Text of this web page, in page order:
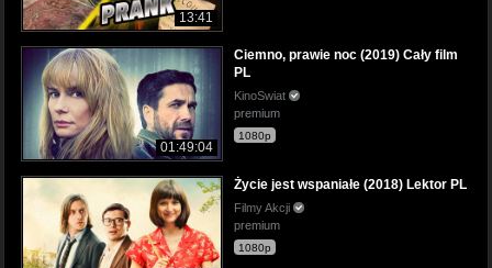
13:41
01:49:04
Ciemno, prawie noc (2019) Cały film
PL
KinoSwiat
premium
1080p
Życie jest wspaniałe (2018) Lektor PL
Filmy Akcji
premium
1080p